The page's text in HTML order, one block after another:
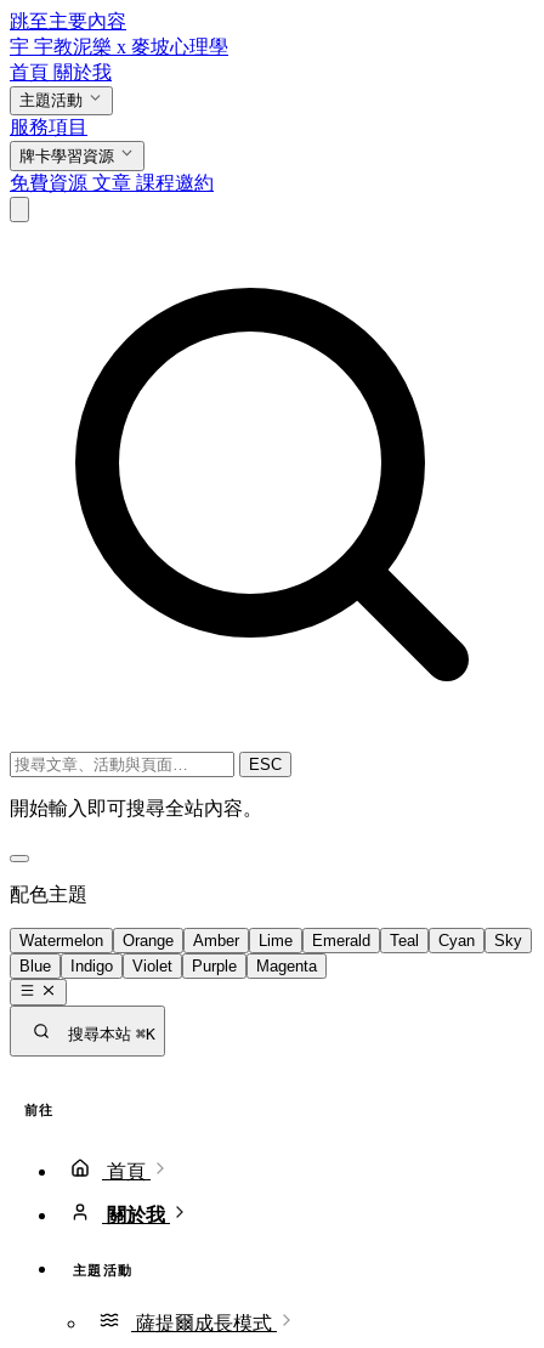
跳至主要內容
宇 宇教泥樂 x 麥坡心理學
首頁 關於我
主題活動
服務項目
牌卡學習資源
免費資源 文章 課程邀約
ESC
開始輸入即可搜尋全站內容。
配色主題
Watermelon Orange Amber Lime Emerald Teal Cyan
Sky
Blue
Indigo Violet Purple Magenta
搜尋本站 ⌘K
前往
首頁
關於我
主題活動
薩提爾成長模式